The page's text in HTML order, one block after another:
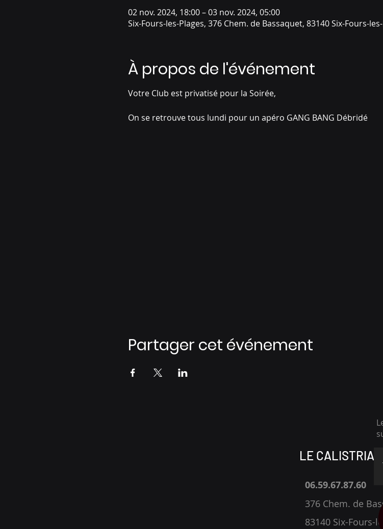
02 nov. 2024, 18:00 – 03 nov. 2024, 05:00
Six-Fours-les-Plages, 376 Chem. de Bassaquet, 83140 Six-Fours-
À propos de l'événement
Votre Club est privatisé pour la Soirée,
On se retrouve tous lundi pour un apéro GANG BANG Débridé
Partager cet événement
LE CALISTRIA
06.59.67.87.60
376 Chem. de
83140 Six-Fours-